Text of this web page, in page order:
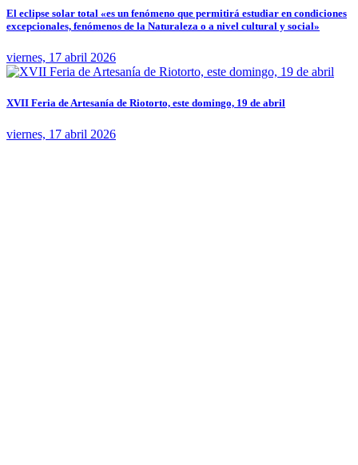
El eclipse solar total «es un fenómeno que permitirá estudiar en condiciones
excepcionales, fenómenos de la Naturaleza o a nivel cultural y social»
viernes, 17 abril 2026
XVII Feria de Artesanía de Riotorto, este domingo, 19 de abril
viernes, 17 abril 2026